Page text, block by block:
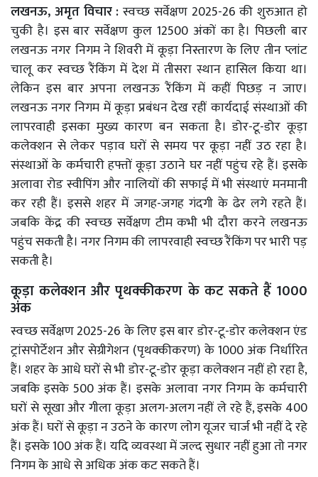
लखनऊ, अमृत विचार :स्वच्छ सर्वेक्षण 2025-26 की शुरुआत हो
चुकी है। इस बार सर्वेक्षण कुल 12500 अंकों का है। पिछली बार
लखनऊ नगर निगम ने शिवरी में कूड़ा निस्तारण के लिए तीन प्लांट
चालू कर स्वच्छ रैंकिंग में देश में तीसरा स्थान हासिल किया था।
लेकिन इस बार अपना लखनऊ रैंकिंग में कहीं पिछड़ न जाए।
लखनऊ नगर निगम में कूड़ा प्रबंधन देख रहीं कार्यदाई संस्थाओं की
लापरवाही इसका मुख्य कारण बन सकता है। डोर-टू-डोर कूड़ा
कलेक्शन से लेकर पड़ाव घरों से समय पर कूड़ा नहीं उठ रहा है।
संस्थाओं के कर्मचारी हफ्तों कूड़ा उठाने घर नहीं पहुंच रहे हैं। इसके
अलावा रोड स्वीपिंग और नालियों की सफाई में भी संस्थाएं मनमानी
कर रही हैं। इससे शहर में जगह-जगह गंदगी के ढेर लगे रहते हैं।
जबकि केंद्र की स्वच्छ सर्वेक्षण टीम कभी भी दौरा करने लखनऊ
पहुंच सकती है। नगर निगम की लापरवाही स्वच्छ रैंकिंग पर भारी पड़
सकती है।
कूड़ा कलेक्शन और पृथक्कीकरण के कट सकते हैं 1000
अंक
स्वच्छ सर्वेक्षण 2025-26 के लिए इस बार डोर-टू-डोर कलेक्शन एंड
ट्रांसपोर्टेशन और सेग्रीगेशन (पृथक्कीकरण) के 1000 अंक निर्धारित
हैं। शहर के आधे घरों से भी डोर-टू-डोर कूड़ा कलेक्शन नहीं हो रहा है,
जबकि इसके 500 अंक हैं। इसके अलावा नगर निगम के कर्मचारी
घरों से सूखा और गीला कूड़ा अलग-अलग नहीं ले रहे हैं, इसके 400
अंक हैं। घरों से कूड़ा न उठने के कारण लोग यूजर चार्ज भी नहीं दे रहे
हैं। इसके 100 अंक हैं। यदि व्यवस्था में जल्द सुधार नहीं हुआ ताे नगर
निगम के आधे से अधिक अंक कट सकते हैं।